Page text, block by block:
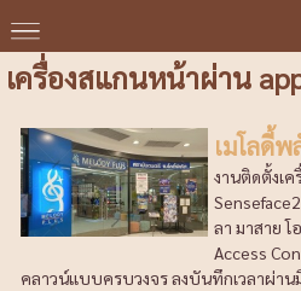
เครื่องสแกนหน้าผ่าน
เมโลดี้
งานติดตั้งเ
ลา มาสาย
Access
คลาวน์แบบครบวงจร ลงบันทึกเวลาผ่าน